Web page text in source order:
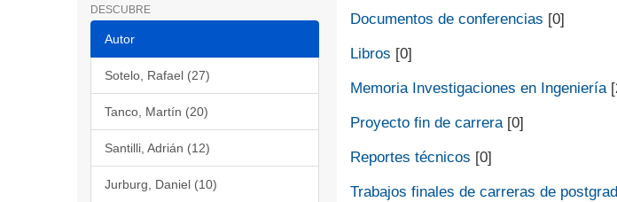
DESCUBRE
Autor
Sotelo, Rafael (27)
Tanco, Martín (20)
Santilli, Adrián (12)
Jurburg, Daniel (10)
Documentos de conferencias [0]
Libros [0]
Memoria Investigaciones en Ingeniería
Proyecto fin de carrera[0]
Reportes técnicos [0]
Trabajos finales de carreras de